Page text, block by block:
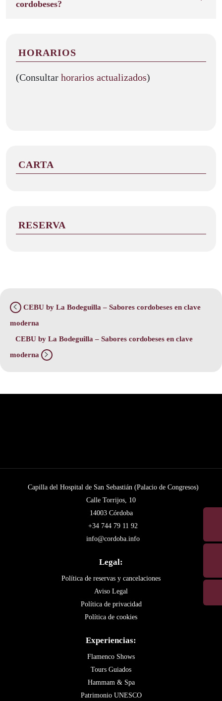
cordobeses?
HORARIOS
(Consultar horarios actualizados)
CARTA
RESERVA
CEBU by La Bodeguilla – Sabores cordobeses en clave
moderna
CEBU by La Bodeguilla – Sabores cordobeses en clave
moderna
Capilla del Hospital de San Sebastián (Palacio de Congresos)
Calle Torrijos, 10
14003 Córdoba
+34 744 79 11 92
info@cordoba.info
Legal:
Política de reservas y cancelaciones
Aviso Legal
Política de privacidad
Política de cookies
Experiencias:
Flamenco Shows
Tours Guiados
Hammam & Spa
Patrimonio UNESCO